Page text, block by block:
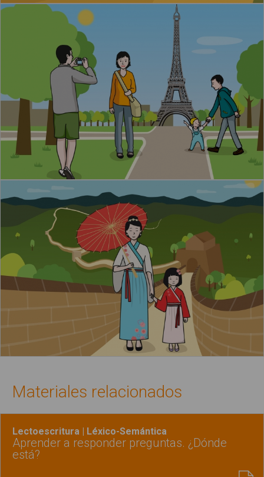
Materiales relacionados
Lectoescritura | Léxico-Semántica
Aprender a responder preguntas. ¿Dónde
está?